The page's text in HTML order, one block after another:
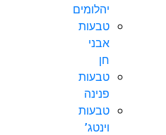
יהלומים
טבעות
אבני
חן
טבעות
פנינה
טבעות
וינטג’